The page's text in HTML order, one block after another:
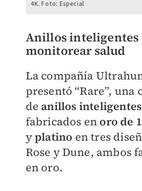
4K. Foto: Especial
Anillos inteligentes
monitorear salud
La compañía
presentó “Rare”, una
de anillos inteligentes
fabricados en oro de
yplatino en tres
Rose y Dune, ambos
en oro.